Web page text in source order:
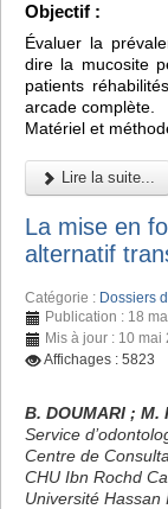
Objectif :
Évaluer la
dire la mucosite
patients
arcade complète.
Matériel et
Lire la suite...
La mise en
alternatif
Catégorie : Dossiers
Publication : 18
Mis à jour : 10 mai
Affichages : 5823
B. DOUMARI ; M.
Service
Centre de
CHU Ibn Rochd
Université Hassan